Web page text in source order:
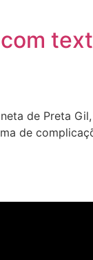
de Preta
de